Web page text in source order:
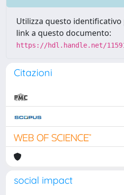
Utilizza questo
link a questo documento:
https://hdl.handle.net/
Citazioni
social impact